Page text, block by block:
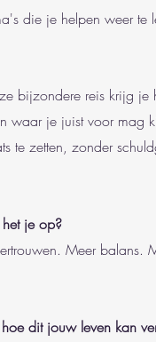
die je helpen weer
bijzondere reis krijg
waar je juist voor mag
te zetten, zonder
je op?
Meer balans.
dit jouw leven kan